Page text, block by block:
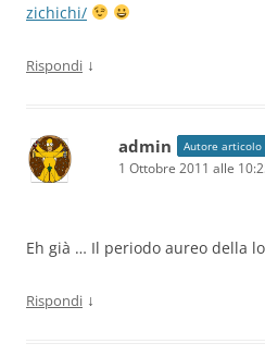
zichichi/
Rispondi ↓
admin Autore articolo
1 Ottobre 2011 alle
Eh già … Il periodo aureo della
Rispondi ↓